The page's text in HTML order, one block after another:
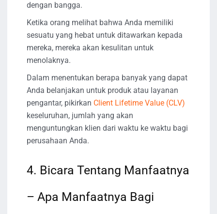
dengan bangga.
Ketika orang melihat bahwa Anda memiliki
sesuatu yang hebat untuk ditawarkan kepada
mereka, mereka akan kesulitan untuk
menolaknya.
Dalam menentukan berapa banyak yang dapat
Anda belanjakan untuk produk atau layanan
pengantar, pikirkan Client Lifetime Value (CLV)
keseluruhan, jumlah yang akan
menguntungkan klien dari waktu ke waktu bagi
perusahaan Anda.
4. Bicara Tentang Manfaatnya
– Apa Manfaatnya Bagi